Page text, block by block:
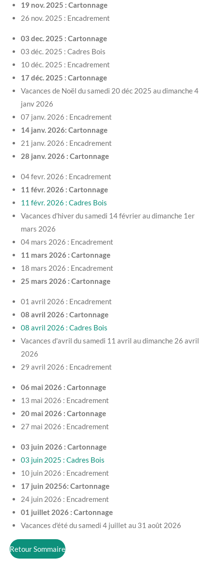
19 nov. 2025 : Cartonnage
26 nov. 2025 : Encadrement
03 dec. 2025 : Cartonnage
03 déc. 2025 : Cadres Bois
10 déc. 2025 : Encadrement
17 déc. 2025 : Cartonnage
Vacances de Noël du samedi 20 déc 2025 au dimanche 4
janv 2026
07 janv. 2026 : Encadrement
14 janv. 2026: Cartonnage
21 janv. 2026 : Encadrement
28 janv. 2026 : Cartonnage
04 fevr. 2026 : Encadrement
11 févr. 2026 : Cartonnage
11 févr. 2026 : Cadres Bois
Vacances d'hiver du samedi 14 février au dimanche 1er
mars 2026
04 mars 2026 : Encadrement
11 mars 2026 : Cartonnage
18 mars 2026 : Encadrement
25 mars 2026 : Cartonnage
01 avril 2026 : Encadrement
08 avril 2026 : Cartonnage
08 avril 2026 : Cadres Bois
Vacances d'avril du samedi 11 avril au dimanche 26 avril
2026
29 avril 2026 : Encadrement
06 mai 2026 : Cartonnage
13 mai 2026 : Encadrement
20 mai 2026 : Cartonnage
27 mai 2026 : Encadrement
03 juin 2026 : Cartonnage
03 juin 2025 : Cadres Bois
10 juin 2026 : Encadrement
17 juin 20256: Cartonnage
24 juin 2026 : Encadrement
01 juillet 2026 : Cartonnage
Vacances d'été du samedi 4 juillet au 31 août 2026
Retour Sommaire